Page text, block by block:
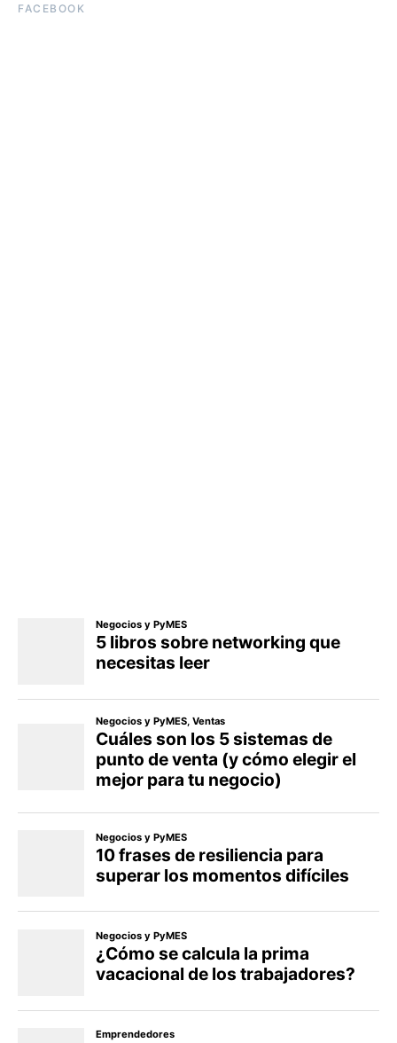
FACEBOOK